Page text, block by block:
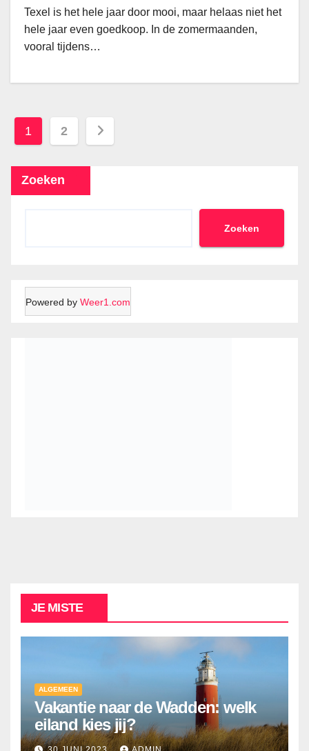
Texel is het hele jaar door mooi, maar helaas niet het
hele jaar even goedkoop. In de zomermaanden,
vooral tijdens…
Berichten
1 2
Zoeken
Zoeken
Powered by Weer1.com
JE MISTE
ALGEMEEN
Vakantie naar de Wadden: welk
eiland kies jij?